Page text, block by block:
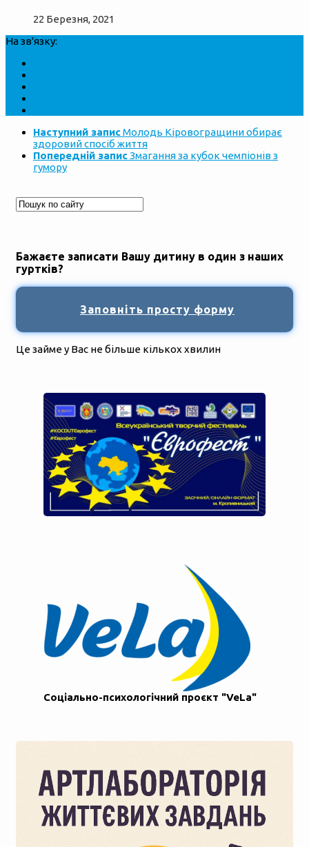
22 Березня, 2021
На зв'язку:
Наступний записМолодь Кіровогращини обирає
здоровий спосіб життя
Попередній записЗмагання за кубок чемпіонів з
гумору
Бажаєте записати Вашу дитину в один з наших
гуртків?
Заповніть просту форму
Це займе у Вас не більше кількох хвилин
Соціально-психологічний проєкт "VeLa"